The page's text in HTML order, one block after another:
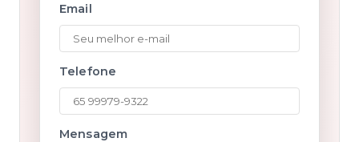
Email
Telefone
Mensagem